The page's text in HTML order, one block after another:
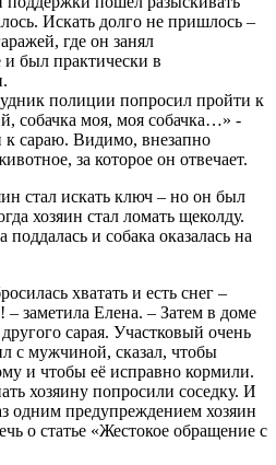
Искать долго не пришлось –
где он занял
и был практически в
полиции попросил пройти к
собачка моя, моя собачка…» -
сараю. Видимо, внезапно
за которое он отвечает.
стал искать ключ – но он был
хозяин стал ломать щеколду.
и собака оказалась на
хватать и есть снег –
заметила Елена. – Затем в доме
сарая. Участковый очень
с мужчиной, сказал, чтобы
и чтобы её исправно кормили.
хозяину попросили соседку. И
одним предупреждением хозяин
о статье «Жестокое обращение с